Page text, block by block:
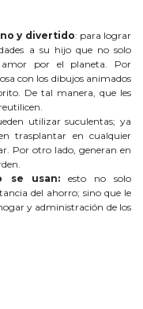
y divertido: para lograr
a su hijo que no solo
amor por el planeta. Por
con los dibujos animados
De tal manera, que les
utilizar suculentas; ya
trasplantar en cualquier
Por otro lado, generan en
se usan:esto no solo
del ahorro; sino que le
y administración de los